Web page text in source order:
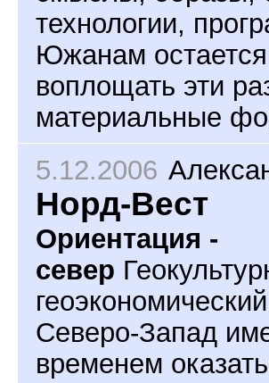
технологии,
Южанам
воплощать эти
материальные
5.12.2006
Норд-Вест
Ориентация -
север
Северо-Запад
временем